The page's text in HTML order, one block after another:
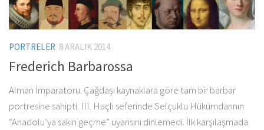
PORTRELER 8 ARALIK 2014
Frederich Barbarossa
Alman İmparatoru. Çağdaşı kaynaklara göre tam bir barbar
portresine sahipti. III. Haçlı seferinde Selçuklu Hükümdarının
“Anadolu’ya sakın geçme” uyarısını dinlemedi. İlk karşılaşmada